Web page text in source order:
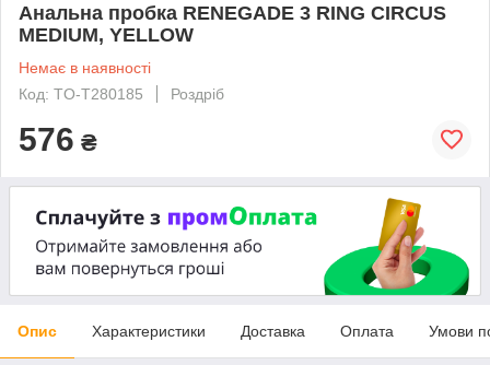
Анальна пробка RENEGADE 3 RING CIRCUS
MEDIUM, YELLOW
Немає в наявності
Код: TO-T280185
Роздріб
576 ₴
Опис Характеристики Доставка Оплата Умови